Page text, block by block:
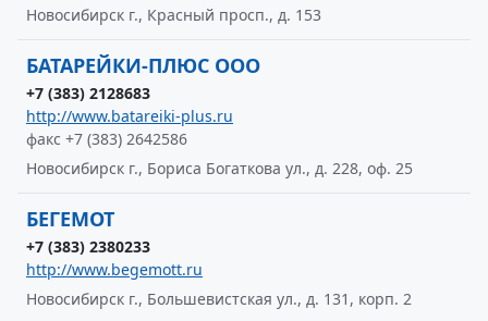
Новосибирск г., Красный просп., д. 153
БАТАРЕЙКИ-ПЛЮС ООО
+7 (383) 2128683
http://www.batareiki-plus.ru
факс +7 (383) 2642586
Новосибирск г., Бориса Богаткова ул., д. 228, оф. 25
БЕГЕМОТ
+7 (383) 2380233
http://www.begemott.ru
Новосибирск г., Большевистская ул., д. 131, корп. 2